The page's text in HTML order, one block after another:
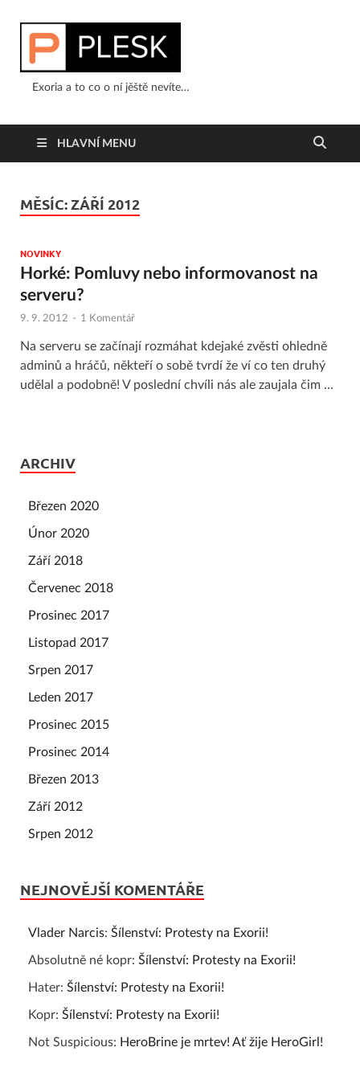
Exoria a to co o ní jěště nevíte…
HLAVNÍ MENU
MĚSÍC:ZÁŘÍ 2012
NOVINKY
Horké: Pomluvy nebo informovanost na
serveru?
9. 9. 2012 - 1 Komentář
Na serveru se začínají rozmáhat kdejaké zvěsti ohledně
adminů a hráčů, někteří o sobě tvrdí že ví co ten druhý
udělal a podobně! V poslední chvíli nás ale zaujala čim …
ARCHIV
Březen 2020
Únor 2020
Září 2018
Červenec 2018
Prosinec 2017
Listopad 2017
Srpen 2017
Leden 2017
Prosinec 2015
Prosinec 2014
Březen 2013
Září 2012
Srpen 2012
NEJNOVĚJŠÍ KOMENTÁŘE
Vlader Narcis: Šílenství: Protesty na Exorii!
Absolutně né kopr: Šílenství: Protesty na Exorii!
Hater: Šílenství: Protesty na Exorii!
Kopr: Šílenství: Protesty na Exorii!
Not Suspicious: HeroBrine je mrtev! Ať žije HeroGirl!